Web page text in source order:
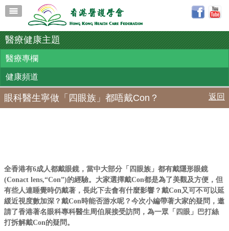
醫療健康主題
醫療專欄
健康頻道
眼科醫生寧做「四眼族」都唔戴Con？ 返回
全香港有6成人都戴眼鏡，當中大部分「四眼族」都有戴隱形眼鏡
(Conact lens,“Con”)的經驗。大家選擇戴Con都是為了美觀及方便，但
有些人連睡覺時仍戴著，長此下去會有什麼影響？戴Con 又可不可以延
緩近視度數加深？戴Con 時能否游水呢？今次小編帶著大家的疑問，邀
請了香港著名眼科專科醫生周伯展接受訪問，為一眾「四眼」巴打絲
打拆解戴Con的疑問。